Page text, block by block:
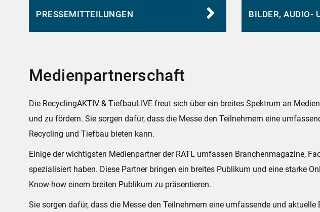
PRESSEMITTEILUNGEN
Medienpartnerschaft
Die RecyclingAKTIV & TiefbauLIVE freut sich über ein breites Spektrum an
und zu fördern. Sie sorgen dafür, dass die Messe den Teilnehmern eine
Recycling und Tiefbau bieten kann.
Einige der wichtigsten Medienpartner der RATL umfassen Branchenmagazine,
spezialisiert haben. Diese Partner bringen ein breites Publikum und eine starke
Know-how einem breiten Publikum zu präsentieren.
Sie sorgen dafür, dass die Messe den Teilnehmern eine umfassende und